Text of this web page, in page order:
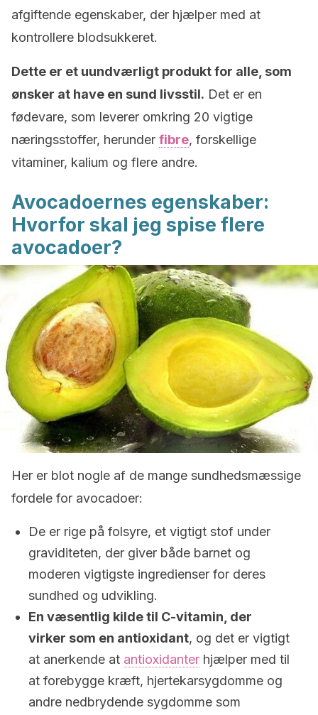
afgiftende egenskaber, der hjælper med at
kontrollere blodsukkeret.
Dette er et uundværligt produkt for alle, som
ønsker at have en sund livsstil. Det er en
fødevare, som leverer omkring 20 vigtige
næringsstoffer, herunder fibre, forskellige
vitaminer, kalium og flere andre.
Avocadoernes egenskaber:
Hvorfor skal jeg spise flere
avocadoer?
Her er blot nogle af de mange sundhedsmæssige
fordele for avocadoer:
De er rige på folsyre, et vigtigt stof under
graviditeten, der giver både barnet og
moderen vigtigste ingredienser for deres
sundhed og udvikling.
En væsentlig kilde til C-vitamin, der
virker som en antioxidant, og det er vigtigt
at anerkende at antioxidanter hjælper med til
at forebygge kræft, hjertekarsygdomme og
andre nedbrydende sygdomme som